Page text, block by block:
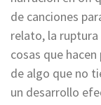
de canciones
relato, la
cosas que
de algo que no
un desarrollo